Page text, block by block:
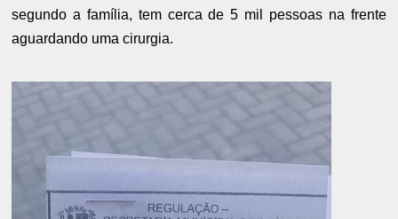
segundo a família, tem cerca de 5 mil pessoas na frente
aguardando uma cirurgia.